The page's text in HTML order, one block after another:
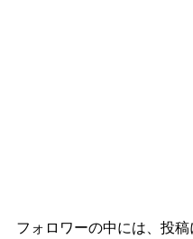
フォロワーの中には、投稿